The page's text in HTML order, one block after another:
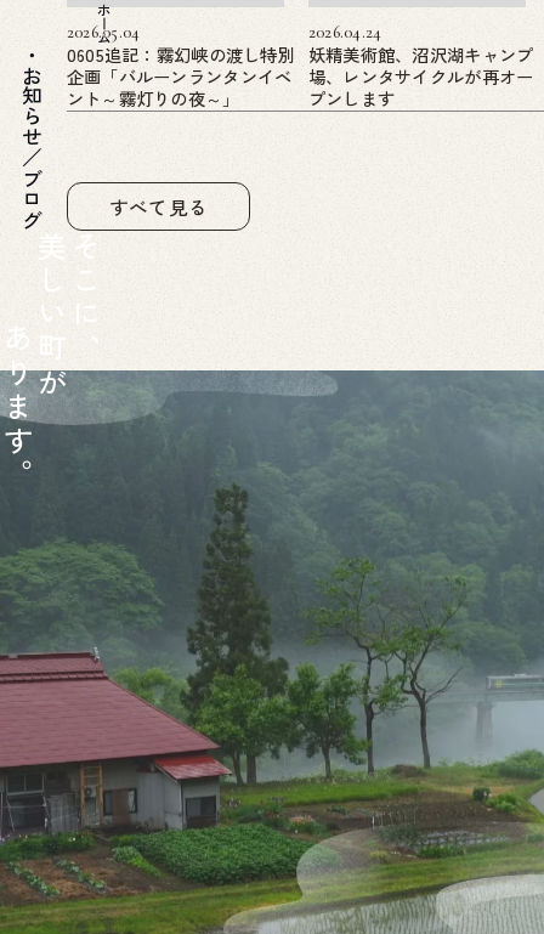
2026.05.04
0605追記：霧幻峡の渡し特別
企画「バルーンランタンイベ
ント～霧灯りの夜～」
2026.04.24
妖精美術館、沼沢湖キャンプ
場、レンタサイクルが再オー
プンします
すべて見る
ホーム
お知らせ／ブログ
そ
こ
に
、
美
し
い
町
が